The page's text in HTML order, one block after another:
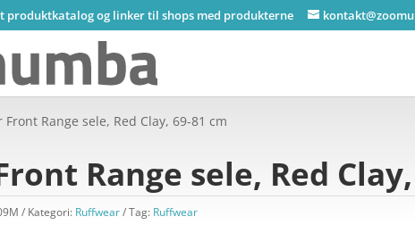
produktkatalog og linker til shops med produkterne
Range sele, Red Clay, 69-81 cm
Range sele, Red
Kategori: Ruffwear Tag: Ruffwear